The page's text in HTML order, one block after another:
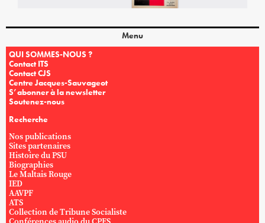
Menu
QUI SOMMES-NOUS ?
Contact ITS
Contact CJS
Centre Jacques-Sauvageot
S’abonner à la newsletter
Soutenez-nous
Recherche
Nos publications
Sites partenaires
Histoire du PSU
Biographies
Le Maltais Rouge
IED
AAVPF
ATS
Collection de Tribune Socialiste